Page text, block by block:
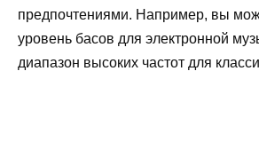
предпочтениями. Например, вы
уровень басов для электронной
диапазон высоких частот для